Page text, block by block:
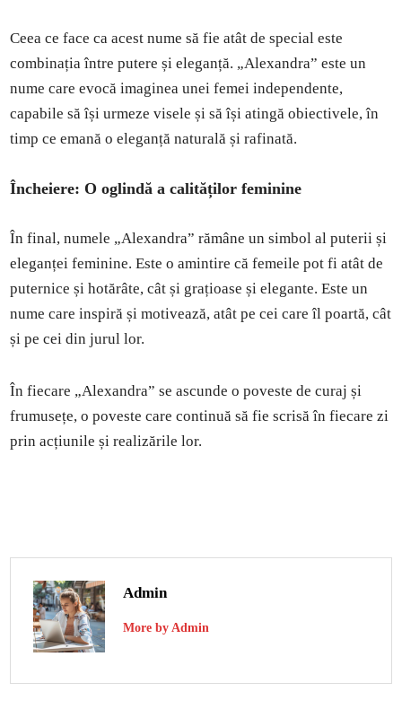
Ceea ce face ca acest nume să fie atât de special este
combinația între putere și eleganță. „Alexandra” este un
nume care evocă imaginea unei femei independente,
capabile să își urmeze visele și să își atingă obiectivele, în
timp ce emană o eleganță naturală și rafinată.
Încheiere: O oglindă a calităților feminine
În final, numele „Alexandra” rămâne un simbol al puterii și
eleganței feminine. Este o amintire că femeile pot fi atât de
puternice și hotărâte, cât și grațioase și elegante. Este un
nume care inspiră și motivează, atât pe cei care îl poartă, cât
și pe cei din jurul lor.
În fiecare „Alexandra” se ascunde o poveste de curaj și
frumusețe, o poveste care continuă să fie scrisă în fiecare zi
prin acțiunile și realizările lor.
Admin
More by Admin